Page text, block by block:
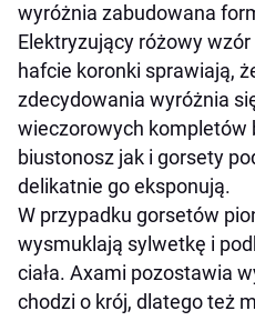
wyróżnia zabudowana
Elektryzujący różowy
hafcie koronki sprawiają,
zdecydowania wyróżnia
wieczorowych kompletów
biustonosz jak i gorsety
delikatnie go eksponują.
W przypadku gorsetów
wysmuklają sylwetkę i
ciała. Axami pozostawia
chodzi o krój, dlatego też